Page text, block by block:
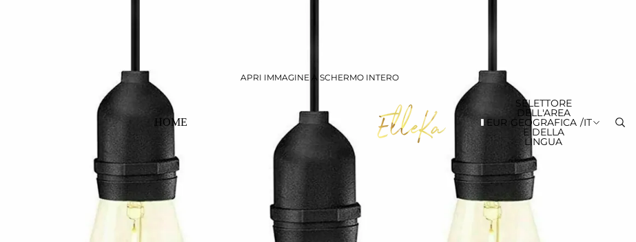
HOME EUR
SELETTORE
DELL'AREA
GEOGRAFICA
E DELLA
LINGUA
/IT
APRI IMMAGINE A SCHERMO INTERO